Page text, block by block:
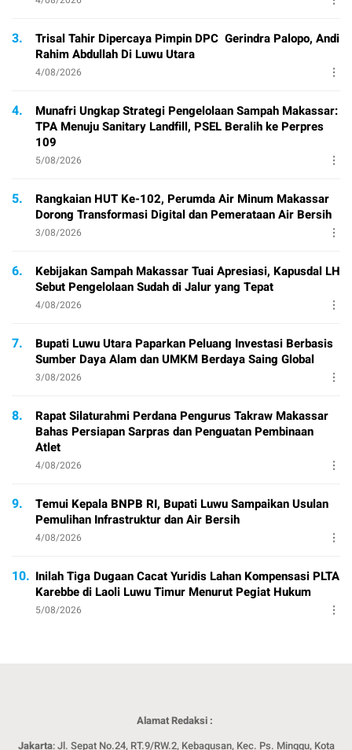
3.
Trisal Tahir Dipercaya Pimpin DPC Gerindra Palopo, Andi
Rahim Abdullah Di Luwu Utara
4/08/2026
4.
Munafri Ungkap Strategi Pengelolaan Sampah Makassar:
TPA Menuju Sanitary Landfill, PSEL Beralih ke Perpres
109
5/08/2026
5.
Rangkaian HUT Ke-102, Perumda Air Minum Makassar
Dorong Transformasi Digital dan Pemerataan Air Bersih
3/08/2026
6.
Kebijakan Sampah Makassar Tuai Apresiasi, Kapusdal LH
Sebut Pengelolaan Sudah di Jalur yang Tepat
4/08/2026
7.
Bupati Luwu Utara Paparkan Peluang Investasi Berbasis
Sumber Daya Alam dan UMKM Berdaya Saing Global
3/08/2026
8.
Rapat Silaturahmi Perdana Pengurus Takraw Makassar
Bahas Persiapan Sarpras dan Penguatan Pembinaan
Atlet
4/08/2026
9.
Temui Kepala BNPB RI, Bupati Luwu Sampaikan Usulan
Pemulihan Infrastruktur dan Air Bersih
4/08/2026
10. Inilah Tiga Dugaan Cacat Yuridis Lahan Kompensasi PLTA
Karebbe di Laoli Luwu Timur Menurut Pegiat Hukum
5/08/2026
Alamat Redaksi :
Jakarta: Jl. Sepat No.24, RT.9/RW.2, Kebagusan, Kec. Ps. Minggu, Kota